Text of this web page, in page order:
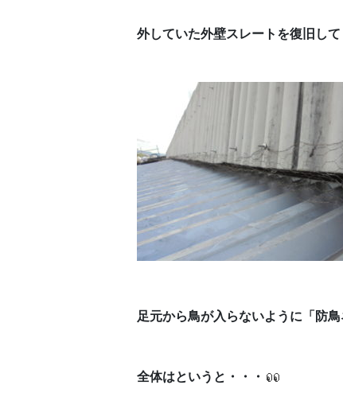
外していた外壁スレートを復旧して
足元から鳥が入らないように「防
全体はというと・・・